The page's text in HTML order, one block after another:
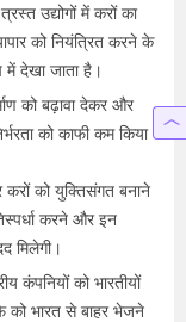
उद्योगों में करों का
को नियंत्रित करने के
में देखा जाता है।
को बढ़ावा देकर और
को काफी कम किया
करों को युक्तिसंगत बनाने
करने और इन
मिलेगी।
कंपनियों को भारतीयों
को भारत से बाहर भेजने